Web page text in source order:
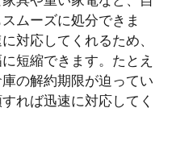
ムーズに処分できま
対応してくれるため、
短縮できます。たとえ
の解約期限が迫ってい
れば迅速に対応してく